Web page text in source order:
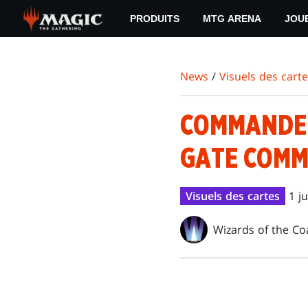
main
PRODUITS MTG ARENA
News / Visuels des
GATE
Visuels des cartes 1
Wizards of the